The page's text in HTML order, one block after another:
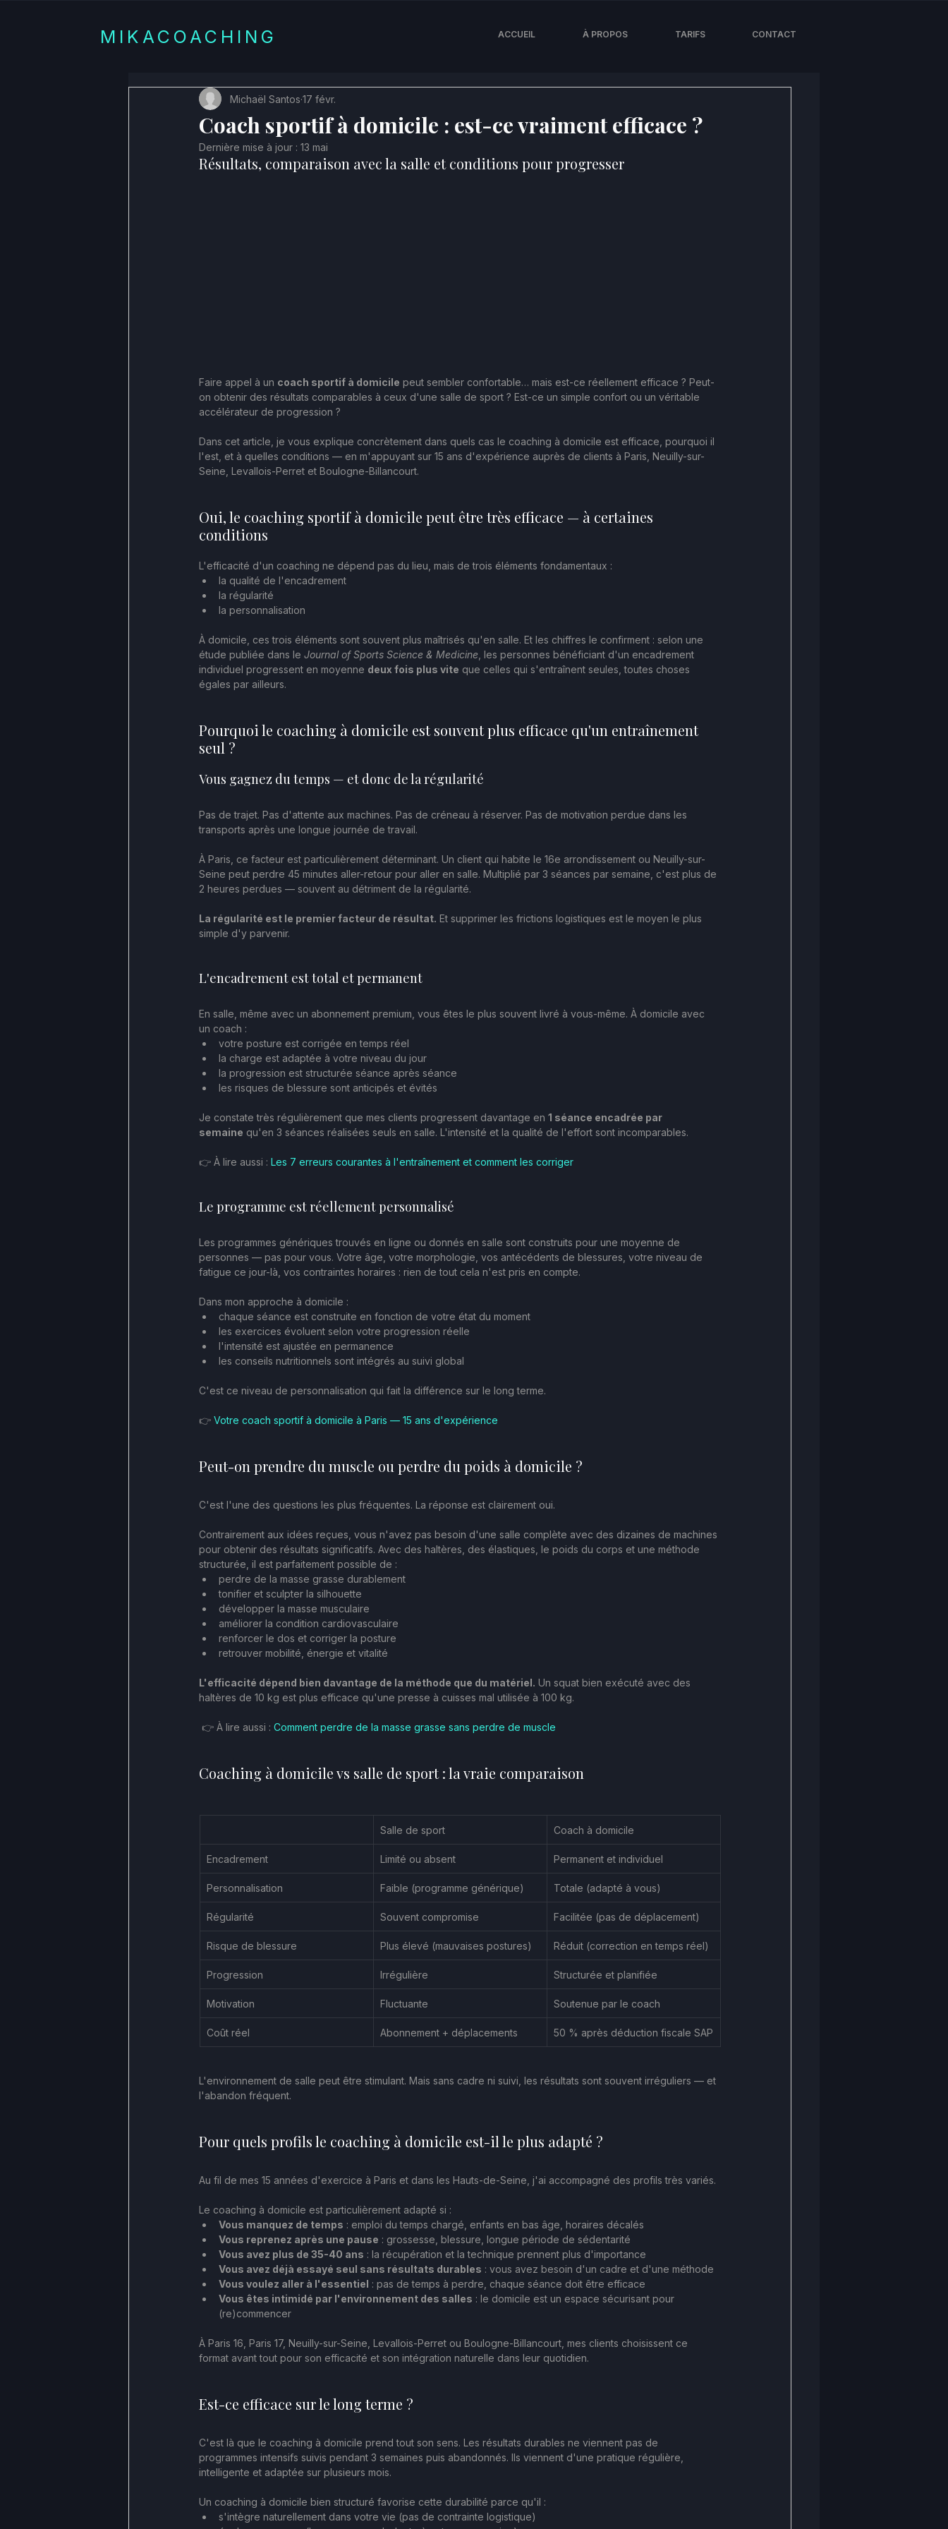
MIKACOACHING ACCUEIL À PROPOS TARIFS CONTACT
Coach sportif à domicile : est-ce vraiment efficace ?
Michaël Santos 17 févr.
Dernière mise à jour : 13 mai
Résultats, comparaison avec la salle et conditions pour progresser
Faire appel à un coach sportif à domicile peut sembler confortable… mais est-ce réellement efficace ? Peut-
on obtenir des résultats comparables à ceux d'une salle de sport ? Est-ce un simple confort ou un véritable
accélérateur de progression ?
Dans cet article, je vous explique concrètement dans quels cas le coaching à domicile est efficace, pourquoi il
l'est, et à quelles conditions — en m'appuyant sur 15 ans d'expérience auprès de clients à Paris, Neuilly-sur-
Seine, Levallois-Perret et Boulogne-Billancourt.
Oui, le coaching sportif à domicile peut être très efficace — à certaines
conditions
L'efficacité d'un coaching ne dépend pas du lieu, mais de trois éléments fondamentaux :
la qualité de l'encadrement
la régularité
la personnalisation
À domicile, ces trois éléments sont souvent plus maîtrisés qu'en salle. Et les chiffres le confirment : selon une
étude publiée dans le Journal of Sports Science & Medicine , les personnes bénéficiant d'un encadrement
individuel progressent en moyenne deux fois plus vite que celles qui s'entraînent seules, toutes choses
égales par ailleurs.
Pourquoi le coaching à domicile est souvent plus efficace qu'un entraînement
seul ?
Vous gagnez du temps — et donc de la régularité
Pas de trajet. Pas d'attente aux machines. Pas de créneau à réserver. Pas de motivation perdue dans les
transports après une longue journée de travail.
À Paris, ce facteur est particulièrement déterminant. Un client qui habite le 16e arrondissement ou Neuilly-sur-
Seine peut perdre 45 minutes aller-retour pour aller en salle. Multiplié par 3 séances par semaine, c'est plus de
2 heures perdues — souvent au détriment de la régularité.
La régularité est le premier facteur de résultat. Et supprimer les frictions logistiques est le moyen le plus
simple d'y parvenir.
L'encadrement est total et permanent
En salle, même avec un abonnement premium, vous êtes le plus souvent livré à vous-même. À domicile avec
un coach :
votre posture est corrigée en temps réel
la charge est adaptée à votre niveau du jour
la progression est structurée séance après séance
les risques de blessure sont anticipés et évités
Je constate très régulièrement que mes clients progressent davantage en 1 séance encadrée par
semaine qu'en 3 séances réalisées seuls en salle. L'intensité et la qualité de l'effort sont incomparables.
👉 À lire aussi : Les 7 erreurs courantes à l'entraînement et comment les corriger
Le programme est réellement personnalisé
Les programmes génériques trouvés en ligne ou donnés en salle sont construits pour une moyenne de
personnes — pas pour vous. Votre âge, votre morphologie, vos antécédents de blessures, votre niveau de
fatigue ce jour-là, vos contraintes horaires : rien de tout cela n'est pris en compte.
Dans mon approche à domicile :
chaque séance est construite en fonction de votre état du moment
les exercices évoluent selon votre progression réelle
l'intensité est ajustée en permanence
les conseils nutritionnels sont intégrés au suivi global
C'est ce niveau de personnalisation qui fait la différence sur le long terme.
👉 Votre coach sportif à domicile à Paris — 15 ans d'expérience
Peut-on prendre du muscle ou perdre du poids à domicile ?
C'est l'une des questions les plus fréquentes. La réponse est clairement oui.
Contrairement aux idées reçues, vous n'avez pas besoin d'une salle complète avec des dizaines de machines
pour obtenir des résultats significatifs. Avec des haltères, des élastiques, le poids du corps et une méthode
structurée, il est parfaitement possible de :
perdre de la masse grasse durablement
tonifier et sculpter la silhouette
développer la masse musculaire
améliorer la condition cardiovasculaire
renforcer le dos et corriger la posture
retrouver mobilité, énergie et vitalité
L'efficacité dépend bien davantage de la méthode que du matériel. Un squat bien exécuté avec des
haltères de 10 kg est plus efficace qu'une presse à cuisses mal utilisée à 100 kg.
👉 À lire aussi : Comment perdre de la masse grasse sans perdre de muscle
Coaching à domicile vs salle de sport : la vraie comparaison
Salle de sport Coach à domicile
Encadrement Limité ou absent Permanent et individuel
Personnalisation Faible (programme générique) Totale (adapté à vous)
Régularité Souvent compromise Facilitée (pas de déplacement)
Risque de blessure Plus élevé (mauvaises postures) Réduit (correction en temps réel)
Progression Irrégulière Structurée et planifiée
Motivation Fluctuante Soutenue par le coach
Coût réel Abonnement + déplacements 50 % après déduction fiscale SAP
L'environnement de salle peut être stimulant. Mais sans cadre ni suivi, les résultats sont souvent irréguliers — et
l'abandon fréquent.
Pour quels profils le coaching à domicile est-il le plus adapté ?
Au fil de mes 15 années d'exercice à Paris et dans les Hauts-de-Seine, j'ai accompagné des profils très variés.
Le coaching à domicile est particulièrement adapté si :
Vous manquez de temps : emploi du temps chargé, enfants en bas âge, horaires décalés
Vous reprenez après une pause : grossesse, blessure, longue période de sédentarité
Vous avez plus de 35-40 ans : la récupération et la technique prennent plus d'importance
Vous avez déjà essayé seul sans résultats durables : vous avez besoin d'un cadre et d'une méthode
Vous voulez aller à l'essentiel : pas de temps à perdre, chaque séance doit être efficace
Vous êtes intimidé par l'environnement des salles : le domicile est un espace sécurisant pour
(re)commencer
À Paris 16, Paris 17, Neuilly-sur-Seine, Levallois-Perret ou Boulogne-Billancourt, mes clients choisissent ce
format avant tout pour son efficacité et son intégration naturelle dans leur quotidien.
Est-ce efficace sur le long terme ?
C'est là que le coaching à domicile prend tout son sens. Les résultats durables ne viennent pas de
programmes intensifs suivis pendant 3 semaines puis abandonnés. Ils viennent d'une pratique régulière,
intelligente et adaptée sur plusieurs mois.
Un coaching à domicile bien structuré favorise cette durabilité parce qu'il :
s'intègre naturellement dans votre vie (pas de contrainte logistique)